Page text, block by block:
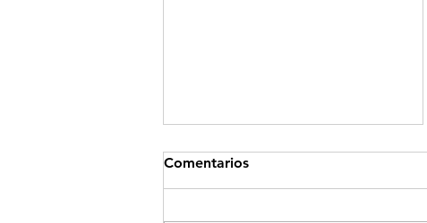
Comentarios